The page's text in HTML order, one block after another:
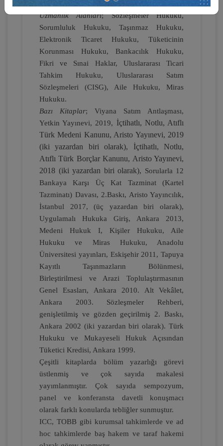
Taşınmaz Hukuku - IV. Medeni Hukuk
Kongresi - VII. Oturum
360 TL
Tüketici Hukuku Enstitüsü
Çocuk Hukuku - IV. Medeni Hukuk
Kongresi - V. Oturum
360 TL Sepete Ekle
Tüketici Hukuku Enstitüsü
Boşanma Hukuku - IV. Medeni Hukuk
Kongresi - III. Oturum
Komisyonu’nda raportörlük (Kasım 1994),
Uzmanlık Alanları;Sözleşmeler Hukuku,
Sorumluluk Hukuku, Taşınmaz Hukuku,
Elektronik Ticaret Hukuku, Tüketicinin
Korunması Hukuku, Bankacılık Hukuku,
Fikri ve Sınai Haklar, Uluslararası Ticari
Tahkim Hukuku, Uluslararası Satım
Sözleşmeleri (CISG), Aile Hukuku, Miras
Hukuku.
Bazı Kitaplar; Viyana Satım Antlaşması,
Yetkin Yayınevi, 2019, İçtihatlı, Notlu, Atıflı
Türk Medeni Kanunu, Aristo Yayınevi, 2019
(iki yazardan biri olarak), İçtihatlı, Notlu,
Atıflı Türk Borçlar Kanunu, Aristo Yayınevi,
2018 (iki yazardan biri olarak), Sorularla 12
Bankaya Karşı Üç Kat Tazminat (Kartel
Tazminatı) Davası, 2.Baskı, Aristo Yayıncılık,
İstanbul 2017, (üç yazardan biri olarak),
Uygulamalı Hukuka Giriş, Ankara 2013,
Medeni Hukuk I, Kişiler Hukuku, Aile
Hukuku ve Miras Hukuku, Anadolu
Üniversitesi yayınları, Eskişehir 2011, Tapuya
Kayıtlı Taşınmazların Bölünmesi,
Birleştirilmesi ve Arazi Toplulaştırmasının
Genel Esasları, Ankara 2010. Alt Vekâlet,
Ankara 2003. Sözleşmeler Rehberi,
genişletilmiş ve gözden geçirilmiş 2. Baskı,
Ankara 2002 (iki yazardan biri olarak). Türk
Hukuku ve Mukayeseli Hukuk Açısından
Tüketici Kredisi, Ankara 1999.
Çeşitli kitaplarda bölüm yazarlığı görevi
üstlenmiş ve çok sayıda makalesi
yayımlanmıştır. Çok sayıda sempozyum,
panel ve konferansta davetli konuşmacı
olarak farklı konularda tebliğler sunmuştur.
ICC, TOBB gibi kurumsal tahkimlerde ve ad
hoc tahkimlerde baş hakem ve taraf hakemi